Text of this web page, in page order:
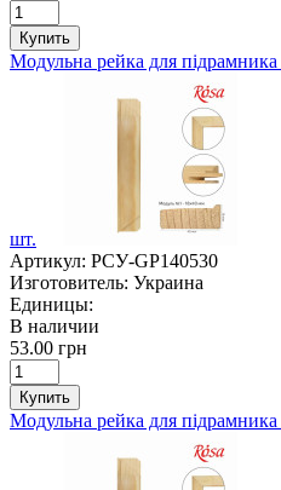
Купить
Модульна рейка для
шт.
Артикул: РСУ-GP140530
Изготовитель: Украина
Единицы:
В наличии
53.00 грн
Купить
Модульна рейка для